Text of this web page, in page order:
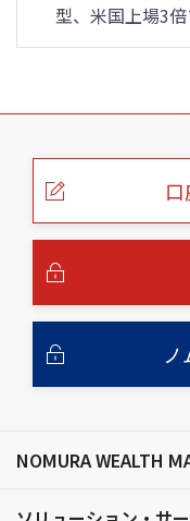
型、米国上場3
こ
ノ
NOMURA WEALTH